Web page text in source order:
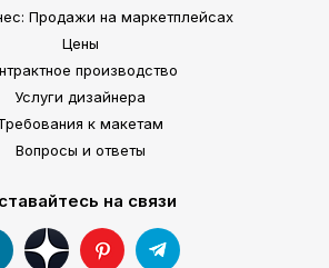
Продажи на маркетплейсах
Цены
производство
Услуги дизайнера
к макетам
Вопросы и ответы
на связи